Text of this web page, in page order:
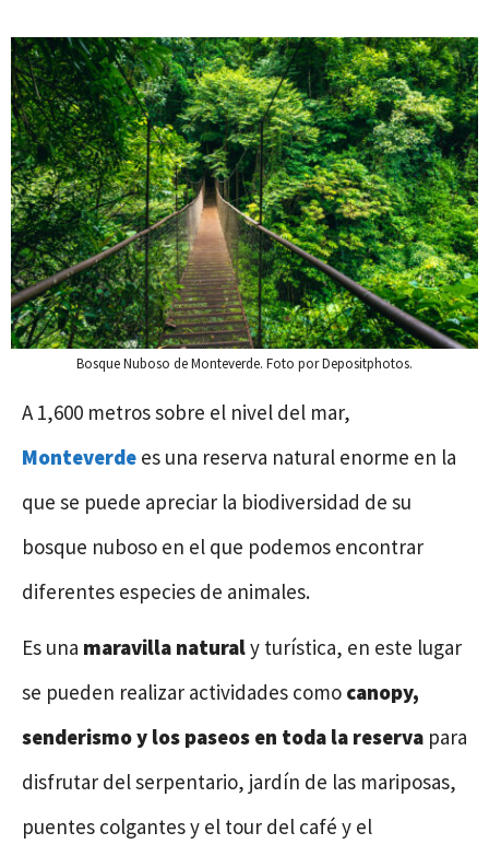
Bosque Nuboso de Monteverde. Foto por Depositphotos.
A 1,600 metros sobre el nivel del mar,
Monteverde es una reserva natural enorme en la
que se puede apreciar la biodiversidad de su
bosque nuboso en el que podemos encontrar
diferentes especies de animales.
Es una maravilla naturaly turística, en este lugar
se pueden realizar actividades como canopy,
senderismo y los paseos en toda la reserva para
disfrutar del serpentario, jardín de las mariposas,
puentes colgantes y el tour del café y el